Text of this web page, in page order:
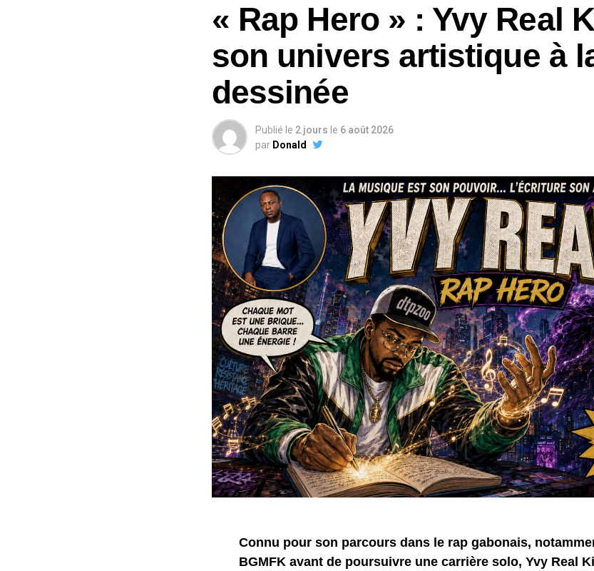
« Rap Hero » : Yvy Real
son univers artistique à
dessinée
Publié le 2 jours le 6 août 2026
par Donald
Connu pour son parcours dans le rap gabonais,
BGMFK avant de poursuivre une carrière solo, Yvy Real